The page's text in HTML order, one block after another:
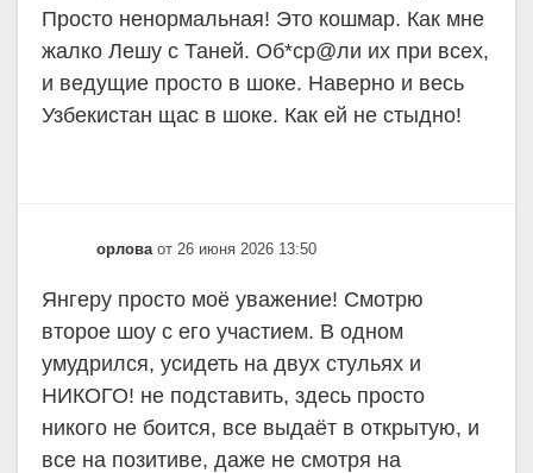
Просто ненормальная! Это кошмар. Как мне
жалко Лешу с Таней. Об*ср@ли их при всех,
и ведущие просто в шоке. Наверно и весь
Узбекистан щас в шоке. Как ей не стыдно!
орлова от 26 июня 2026 13:50
Янгеру просто моё уважение! Смотрю
второе шоу с его участием. В одном
умудрился, усидеть на двух стульях и
НИКОГО! не подставить, здесь просто
никого не боится, все выдаёт в открытую, и
все на позитиве, даже не смотря на